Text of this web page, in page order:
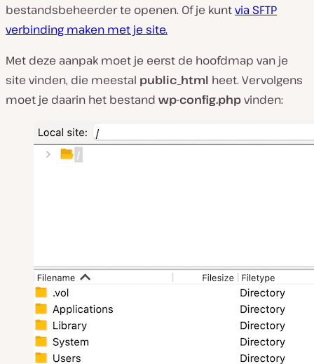
bestandsbeheerder te openen. Of je kuntvia SFTP
verbinding maken met je site.
Met deze aanpak moet je eerst de hoofdmap van je
site vinden, die meestal public_html heet. Vervolgens
moet je daarin het bestand wp-config.phpvinden: